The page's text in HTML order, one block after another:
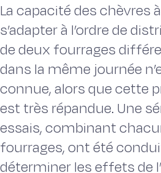
La capacité des chèvres à
s’adapter à l’ordre de
de deux fourrages
dans la même journée
connue, alors que cette
est très répandue. Une
essais, combinant
fourrages, ont été
déterminer les effets de